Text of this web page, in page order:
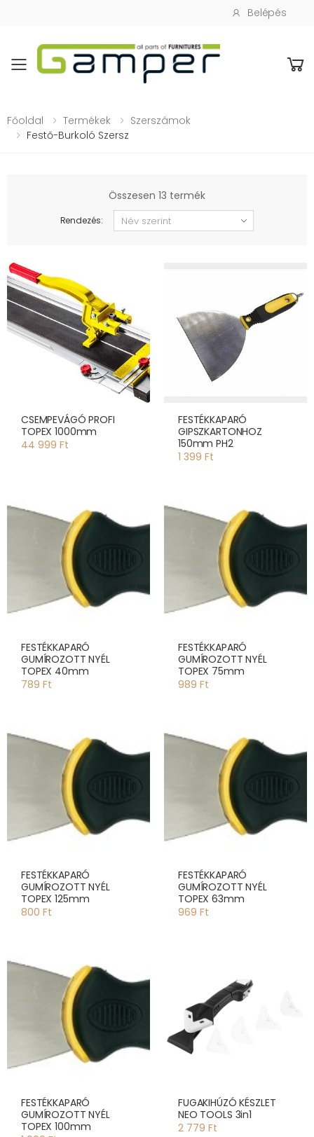
Belépés
Toggle mobile menu
Főoldal Termékek
Szerszámok
Festő-Burkoló Szersz
Összesen 13 termék
Rendezés:
CSEMPEVÁGÓ PROFI
TOPEX 1000mm
44 999 Ft
FESTÉKKAPARÓ
GIPSZKARTONHOZ
150mm PH2
1 399 Ft
FESTÉKKAPARÓ
GUMÍROZOTT NYÉL
TOPEX 40mm
789 Ft
FESTÉKKAPARÓ
GUMÍROZOTT NYÉL
TOPEX 75mm
989 Ft
FESTÉKKAPARÓ
GUMÍROZOTT NYÉL
TOPEX 125mm
800 Ft
FESTÉKKAPARÓ
GUMÍROZOTT NYÉL
TOPEX 63mm
969 Ft
FESTÉKKAPARÓ
GUMÍROZOTT NYÉL
TOPEX 100mm
FUGAKIHÚZÓ KÉSZLET
NEO TOOLS 3in1
2 779 Ft